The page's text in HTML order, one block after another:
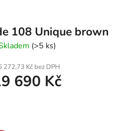
108 Unique brown
(>5 ks)
272,73 Kč bez DPH
690 Kč